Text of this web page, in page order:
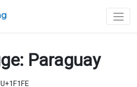
Paraguay